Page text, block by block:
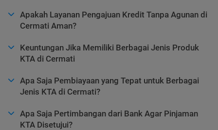
Apakah Layanan Pengajuan Kredit Tanpa Agunan di
Cermati Aman?
Keuntungan Jika Memiliki Berbagai Jenis Produk
KTA di Cermati
Apa Saja Pembiayaan yang Tepat untuk Berbagai
Jenis KTA di Cermati?
Apa Saja Pertimbangan dari Bank Agar Pinjaman
KTA Disetujui?